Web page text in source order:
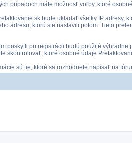
prípadoch máte možnosť voľby, ktoré
bude ukladať všetky IP adresy,
adresu, ktorú ste nastavili potom. Tieto
poskytli pri registrácii budú použité
skontrolovať, ktoré osobné údaje
sú tie, ktoré sa rozhodnete napísať na